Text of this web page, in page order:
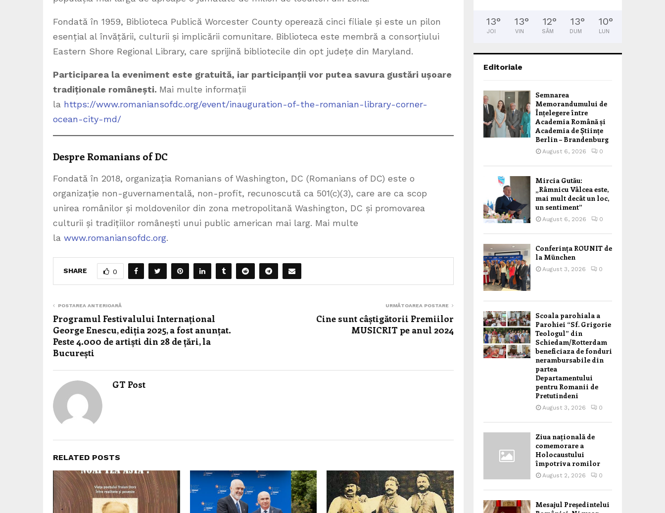
Fondată în 1959, Biblioteca Publică Worcester County operează cinci filiale și este un pilon
esențial al învățării, culturii și implicării comunitare. Biblioteca este membră a consorțiului
Eastern Shore Regional Library, care sprijină bibliotecile din opt județe din Maryland.
Participarea la eveniment este gratuită, iar participanții vor putea savura gustări ușoare
tradiționale românești. Mai multe informații
la https://www.romaniansofdc.org/event/inauguration-of-the-romanian-library-corner-
ocean-city-md/
Despre Romanians of DC
Fondată în 2018, organizația Romanians of Washington, DC (Romanians of DC) este o
organizație non-guvernamentală, non-profit, recunoscută ca 501(c)(3), care are ca scop
unirea românilor și moldovenilor din zona metropolitană Washington, DC și promovarea
culturii și tradițiilor românești unui public american mai larg. Mai multe
la www.romaniansofdc.org.
SHARE 0
POSTAREA ANTERIOARĂ
Programul Festivalului Internațional
George Enescu, ediția 2025, a fost anunțat.
Peste 4.000 de artiști din 28 de țări, la
București
URMĂTOAREA POSTARE
Cine sunt câștigătorii Premiilor
MUSICRIT pe anul 2024
GT Post
RELATED POSTS
13°
JOI
13°
VIN
12°
SÂM
13°
DUM
10°
LUN
Editoriale
Semnarea
Memorandumului de
Înțelegere între
Academia Română și
Academia de Științe
Berlin – Brandenburg
August 6, 2026 0
Mircia Gutău:
„Râmnicu Vâlcea este,
mai mult decât un loc,
un sentiment”
August 6, 2026 0
Conferința ROUNIT de
la München
August 3, 2026 0
Scoala parohiala a
Parohiei “Sf. Grigorie
Teologul” din
Schiedam/Rotterdam
beneficiaza de fonduri
nerambursabile din
partea
Departamentului
pentru Romanii de
Pretutindeni
August 3, 2026 0
Ziua națională de
comemorare a
Holocaustului
împotriva romilor
August 2, 2026 0
Mesajul Președintelui